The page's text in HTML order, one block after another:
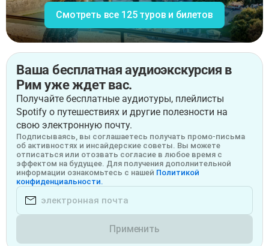
Смотреть все 125 туров и билетов
Ваша бесплатная аудиоэкскурсия в
Рим уже ждет вас.
Получайте бесплатные аудиотуры, плейлисты
Spotify о путешествиях и другие полезности на
свою электронную почту.
Подписываясь, вы соглашаетесь получать промо-письма
об активностях и инсайдерские советы. Вы можете
отписаться или отозвать согласие в любое время с
эффектом на будущее. Для получения дополнительной
информации ознакомьтесь с нашей Политикой
конфиденциальности.
Применить